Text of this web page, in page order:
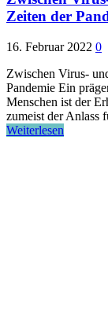
Zeiten der
16. Februar 2022 0
Zwischen Virus-
Pandemie Ein
Menschen ist der
zumeist der Anlass
Weiterlesen